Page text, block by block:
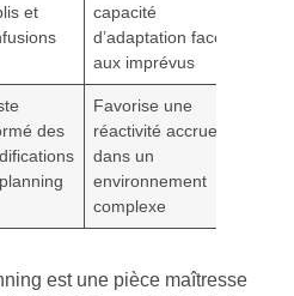
et
capacité
d’adaptation face
aux imprévus
des
Favorise une
réactivité accrue
dans un
environnement
complexe
est une pièce maîtresse